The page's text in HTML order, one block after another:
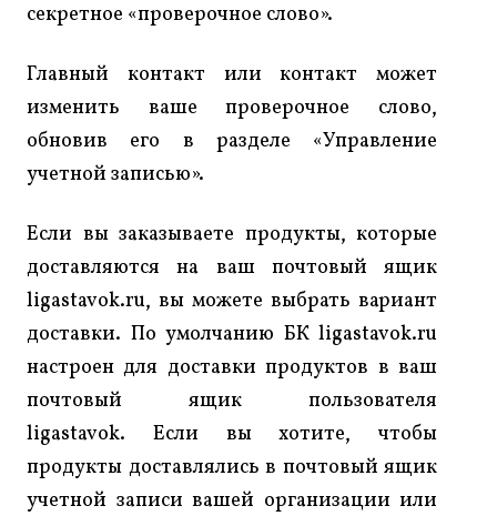
секретное «проверочное слово».
Главный контакт или контакт может
изменить ваше проверочное слово,
обновив его в разделе «Управление
учетной записью».
Если вы заказываете продукты, которые
доставляются на ваш почтовый ящик
ligastavok.ru, вы можете выбрать вариант
доставки. По умолчанию БК ligastavok.ru
настроен для доставки продуктов в ваш
почтовый ящик пользователя
ligastavok. Если вы хотите, чтобы
продукты доставлялись в почтовый ящик
учетной записи вашей организации или